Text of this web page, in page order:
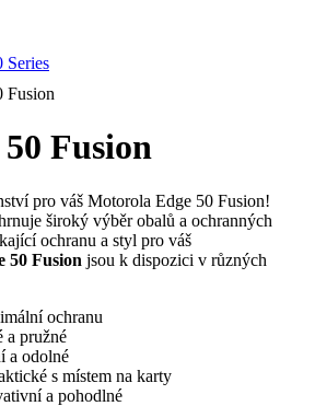
Series
Fusion
Fusion
pro váš Motorola Edge 50 Fusion!
široký výběr obalů a ochranných
ochranu a styl pro váš
50 Fusion jsou k dispozici v různých
ochranu
a pružné
a odolné
s místem na karty
a pohodlné